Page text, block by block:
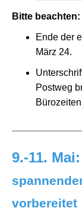
Bitte beachten:
Ende der
März 24.
Postweg
9.-11. Mai:
vorbereitet